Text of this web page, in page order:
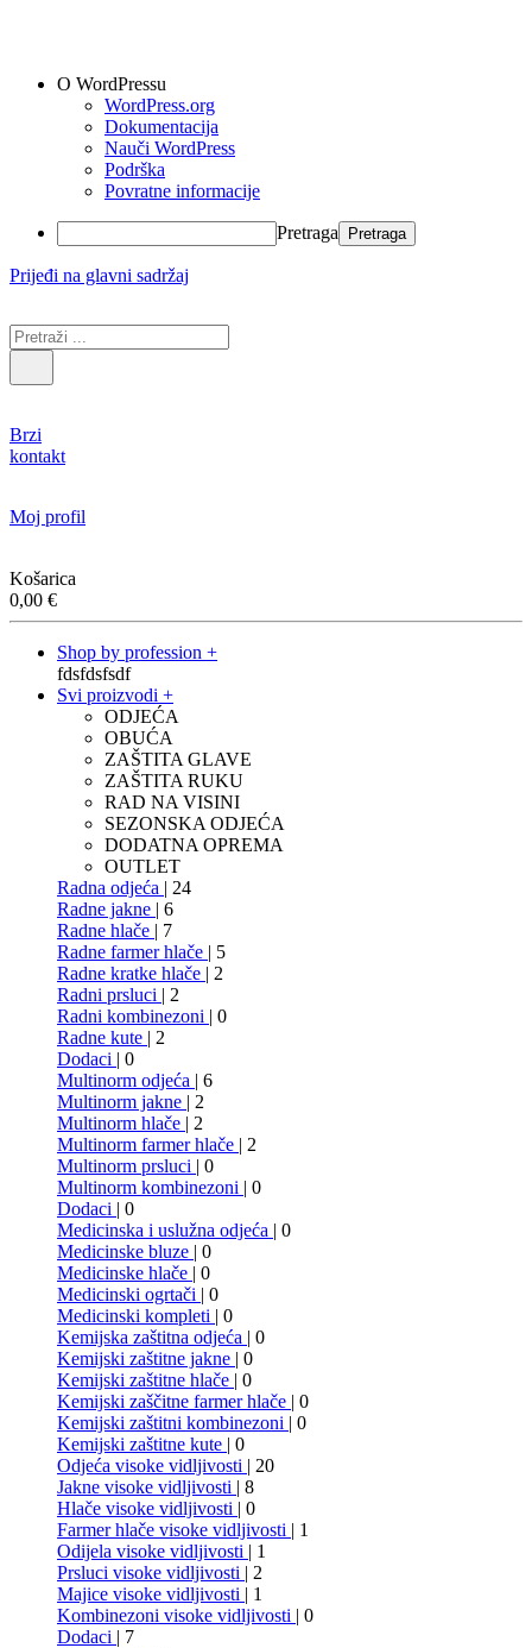
O WordPressu
WordPress.org
Dokumentacija
Nauči WordPress
Podrška
Povratne informacije
Pretraga
Prijeđi na glavni sadržaj
Brzi
kontakt
Moj profil
Košarica
0,00 €
Shop by profession +
fdsfdsfsdf
Svi proizvodi +
ODJEĆA
OBUĆA
ZAŠTITA GLAVE
ZAŠTITA RUKU
RAD NA VISINI
SEZONSKA ODJEĆA
DODATNA OPREMA
OUTLET
Radna odjeća | 24
Radne jakne | 6
Radne hlače | 7
Radne farmer hlače | 5
Radne kratke hlače | 2
Radni prsluci | 2
Radni kombinezoni | 0
Radne kute | 2
Dodaci | 0
Multinorm odjeća | 6
Multinorm jakne | 2
Multinorm hlače | 2
Multinorm farmer hlače | 2
Multinorm prsluci | 0
Multinorm kombinezoni | 0
Dodaci | 0
Medicinska i uslužna odjeća | 0
Medicinske bluze | 0
Medicinske hlače | 0
Medicinski ogrtači | 0
Medicinski kompleti | 0
Kemijska zaštitna odjeća | 0
Kemijski zaštitne jakne | 0
Kemijski zaštitne hlače | 0
Kemijski zaščitne farmer hlače | 0
Kemijski zaštitni kombinezoni | 0
Kemijski zaštitne kute | 0
Odjeća visoke vidljivosti | 20
Jakne visoke vidljivosti | 8
Hlače visoke vidljivosti | 0
Farmer hlače visoke vidljivosti | 1
Odijela visoke vidljivosti | 1
Prsluci visoke vidljivosti | 2
Majice visoke vidljivosti | 1
Kombinezoni visoke vidljivosti | 0
Dodaci | 7